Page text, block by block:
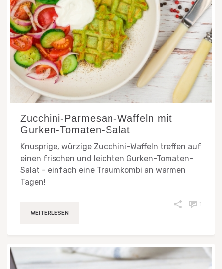
Zucchini-Parmesan-Waffeln mit
Gurken-Tomaten-Salat
Knusprige, würzige Zucchini-Waffeln treffen auf
einen frischen und leichten Gurken-Tomaten-
Salat - einfach eine Traumkombi an warmen
Tagen!
WEITERLESEN
1